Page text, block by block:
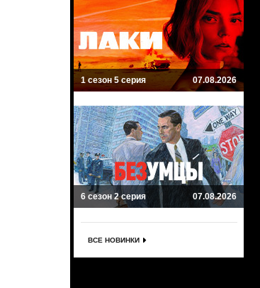
1 сезон 5 серия 07.08.2026
6 сезон 2 серия 07.08.2026
ВСЕ НОВИНКИ